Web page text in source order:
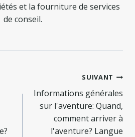
et la fourniture de services
de conseil.
SUIVANT
Informations générales
sur l'aventure: Quand,
comment arriver à
l'aventure? Langue